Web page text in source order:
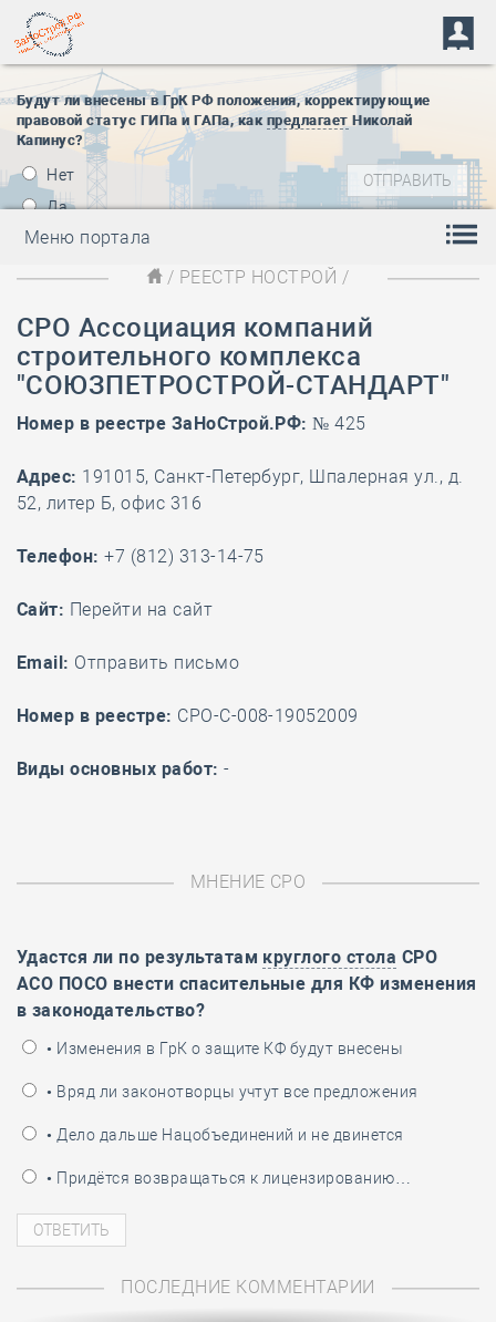
Будут ли внесены в ГрК РФ положения, корректирующие
правовой статус ГИПа и ГАПа, как предлагает Николай
Капинус?
Нет
Да
Меню портала
/ РЕЕСТР НОСТРОЙ /
СРО Ассоциация компаний
строительного комплекса
"СОЮЗПЕТРОСТРОЙ-СТАНДАРТ"
Номер в реестре ЗаНоСтрой.РФ: № 425
Адрес: 191015, Санкт-Петербург, Шпалерная ул., д.
52, литер Б, офис 316
Телефон: +7 (812) 313-14-75
Cайт: Перейти на сайт
Email: Отправить письмо
Номер в реестре: СРО-С-008-19052009
Виды основных работ: -
МНЕНИЕ СРО
Удастся ли по результатам круглого стола СРО
АСО ПОСО внести спасительные для КФ изменения
в законодательство?
• Изменения в ГрК о защите КФ будут внесены
• Вряд ли законотворцы учтут все предложения
• Дело дальше Нацобъединений и не двинется
• Придётся возвращаться к лицензированию…
ПОСЛЕДНИЕ КОММЕНТАРИИ